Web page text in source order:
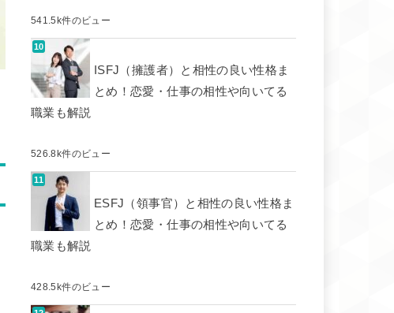
541.5k件のビュー
ISFJ（擁護者）と相性の良い性格ま
とめ！恋愛・仕事の相性や向いてる
職業も解説
526.8k件のビュー
ESFJ（領事官）と相性の良い性格ま
とめ！恋愛・仕事の相性や向いてる
職業も解説
428.5k件のビュー